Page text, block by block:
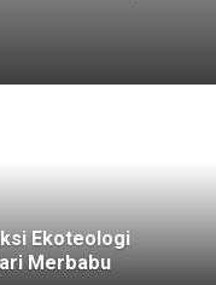
Ekoteologi
Merbabu